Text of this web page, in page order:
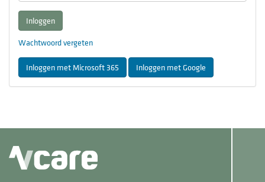
Inloggen
Wachtwoord vergeten
Inloggen met Microsoft 365 Inloggen met Google